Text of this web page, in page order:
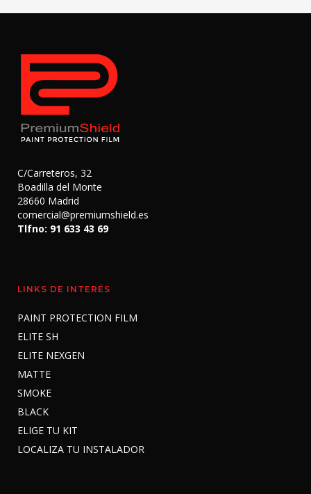
C/Carreteros, 32
Boadilla del Monte
28660 Madrid
comercial@premiumshield.es
Tlfno: 91 633 43 69
LINKS DE INTERÉS
PAINT PROTECTION FILM
ELITE SH
ELITE NEXGEN
MATTE
SMOKE
BLACK
ELIGE TU KIT
LOCALIZA TU INSTALADOR